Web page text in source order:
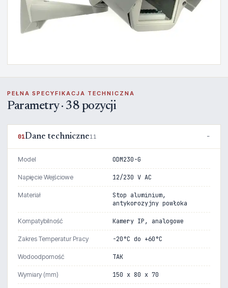
PEŁNA SPECYFIKACJA TECHNICZNA
Parametry · 38 pozycji
01Dane techniczne11
Model ODM230-G
Napięcie Wejściowe 12/230 V AC
Materiał
Stop aluminium,
antykorozyjny powłoka
Kompatybilność Kamery IP, analogowe
Zakres Temperatur Pracy -20°C do +60°C
Wodoodporność TAK
Wymiary (mm) 150 x 80 x 70